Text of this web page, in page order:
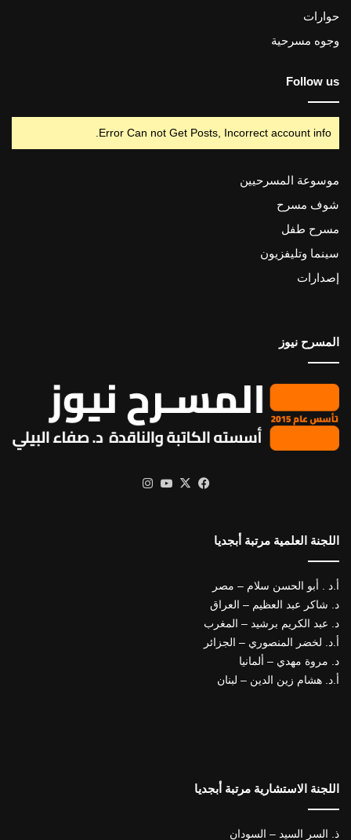
حوارات
وجوه مسرحية
Follow us
Error Can not Get Posts, Incorrect account info.
موسوعة المسرحيين
شوف مسرح
مسرح طفل
سينما وتليفزيون
إصدارات
المسرح نيوز
فيسبوك
X يوتيوب
اللجنة العلمية مرتبة أبجديا
أ.د . أبو الحسن سلام – مصر
د. شاكر عبد العظيم – العراق
د. عبد الكريم برشيد – المغرب
أ.د. لخضر المنصوري – الجزائر
د. مروة مهدي – ألمانيا
أ.د. هشام زين الدين – لبنان
اللجنة الاستشارية مرتبة أبجديا
ذ. السر السيد – السودان